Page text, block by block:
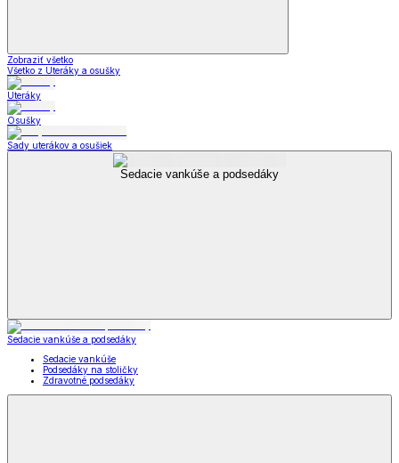
Zobraziť všetko
Všetko z Uteráky a osušky
Uteráky
Osušky
Sady uterákov a osušiek
Sedacie vankúše a podsedáky
Sedacie vankúše a podsedáky
Sedacie vankúše
Podsedáky na stoličky
Zdravotné podsedáky